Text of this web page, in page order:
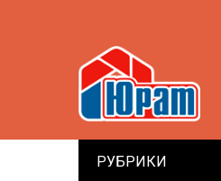
РУБРИКИ